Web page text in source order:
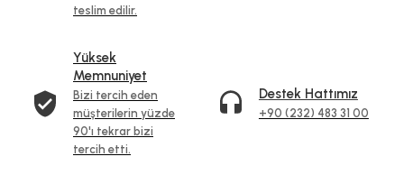
teslim edilir.
Yüksek
Memnuniyet
Bizi tercih eden
müşterilerin yüzde
90'ı tekrar bizi
tercih etti.
Destek Hattımız
+90 (232) 483 31 00